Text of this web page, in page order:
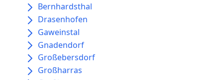
Bernhardsthal
Drasenhofen
Gaweinstal
Gnadendorf
Großebersdorf
Großharras